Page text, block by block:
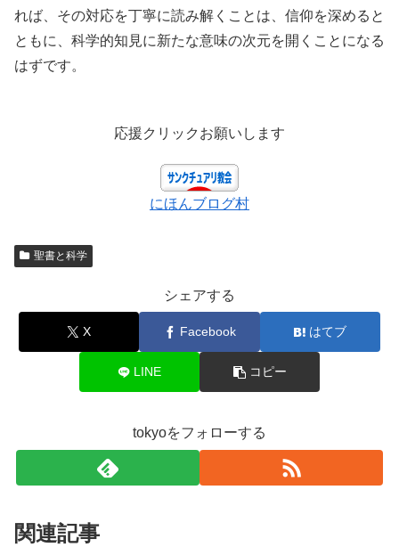
れば、その対応を丁寧に読み解くことは、信仰を深めると
ともに、科学的知見に新たな意味の次元を開くことになる
はずです。
応援クリックお願いします
にほんブログ村
聖書と科学
シェアする
X Facebook はてブ
LINE コピー
tokyoをフォローする
関連記事